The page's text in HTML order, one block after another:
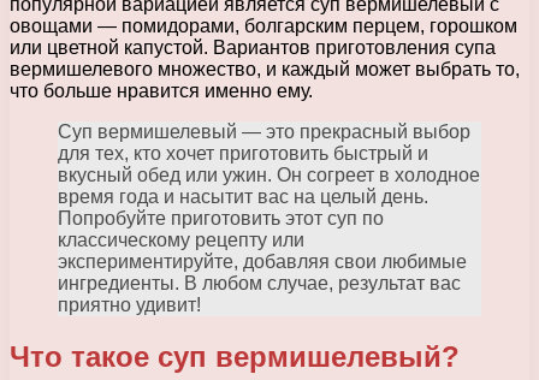
популярной вариацией является суп вермишелевый с
овощами — помидорами, болгарским перцем, горошком
или цветной капустой. Вариантов приготовления супа
вермишелевого множество, и каждый может выбрать то,
что больше нравится именно ему.
Суп вермишелевый — это прекрасный выбор
для тех, кто хочет приготовить быстрый и
вкусный обед или ужин. Он согреет в холодное
время года и насытит вас на целый день.
Попробуйте приготовить этот суп по
классическому рецепту или
экспериментируйте, добавляя свои любимые
ингредиенты. В любом случае, результат вас
приятно удивит!
Что такое суп вермишелевый?